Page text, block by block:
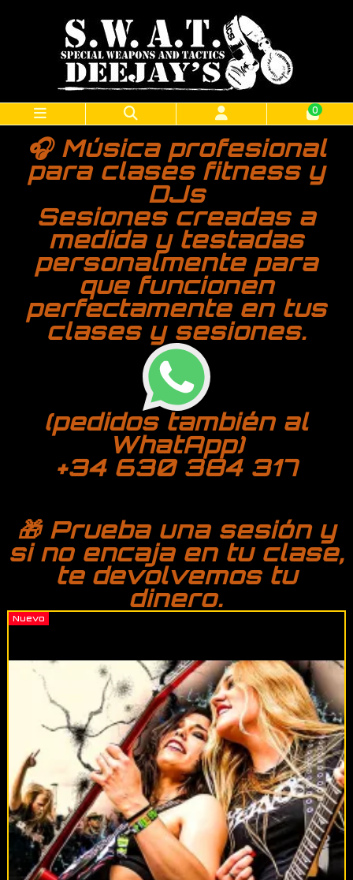
0
🎧 Música profesional
para clases fitness y
DJs
Sesiones creadas a
medida y testadas
personalmente para
que funcionen
perfectamente en tus
clases y sesiones.
(pedidos también al
WhatApp)
+34 630 384 317
🎁 Prueba una sesión y
si no encaja en tu clase,
te devolvemos tu
dinero.
Nuevo